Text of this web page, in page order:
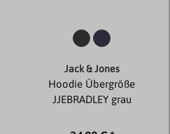
Jack & Jones
Hoodie Übergröße
JJEBRADLEY grau